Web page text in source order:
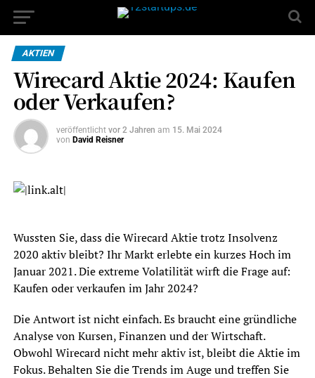
AKTIEN
Wirecard Aktie 2024: Kaufen
oder Verkaufen?
veröffentlicht vor 2 Jahren am 15. Mai 2024
von David Reisner
Wussten Sie, dass die Wirecard Aktie trotz Insolvenz
2020 aktiv bleibt? Ihr Markt erlebte ein kurzes Hoch im
Januar 2021. Die extreme Volatilität wirft die Frage auf:
Kaufen oder verkaufen im Jahr 2024?
Die Antwort ist nicht einfach. Es braucht eine gründliche
Analyse von Kursen, Finanzen und der Wirtschaft.
Obwohl Wirecard nicht mehr aktiv ist, bleibt die Aktie im
Fokus. Behalten Sie die Trends im Auge und treffen Sie